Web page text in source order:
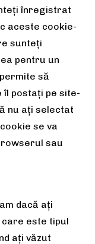
înregistrat
aceste cookie-
sunteți
pentru un
să
postați pe site-
nu ați selectat
se va
sau
dacă ați
care este tipul
ați văzut